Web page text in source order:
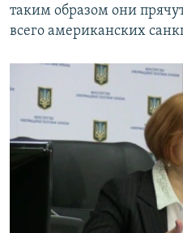
таким образом они
всего американских